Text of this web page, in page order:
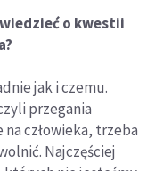
o kwestii
jak i czemu.
przegania
człowieka, trzeba
Najczęściej